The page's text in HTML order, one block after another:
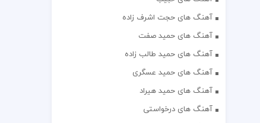
آهنگ های حجت اشرف زاده
آهنگ های حمید صفت
آهنگ های حمید طالب زاده
آهنگ های حمید عسگری
آهنگ های حمید هیراد
آهنگ های درخواستی